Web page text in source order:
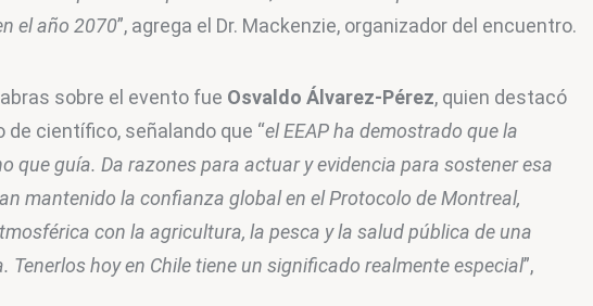
el año 2070”, agrega el Dr. Mackenzie, organizador del encuentro.
sobre el evento fue Osvaldo Álvarez-Pérez, quien destacó
de científico, señalando que “el EEAP ha demostrado que la
que guía. Da razones para actuar y evidencia para sostener esa
mantenido la confianza global en el Protocolo de Montreal,
con la agricultura, la pesca y la salud pública de una
Tenerlos hoy en Chile tiene un significado realmente especial”,